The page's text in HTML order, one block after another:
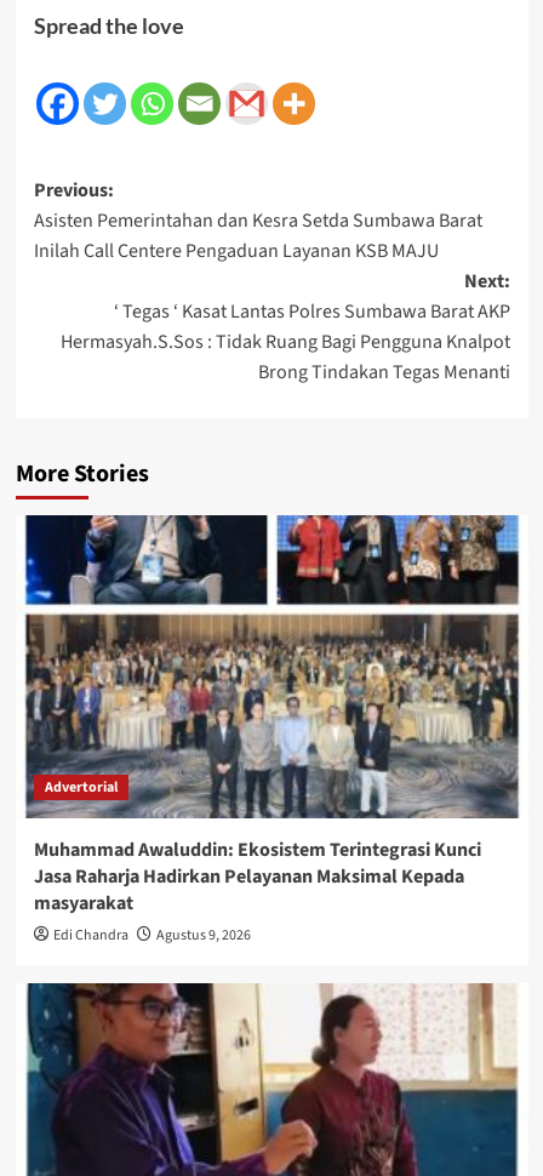
Spread the love
Post
navigation
Previous:
Asisten Pemerintahan dan Kesra Setda Sumbawa Barat
Inilah Call Centere Pengaduan Layanan KSB MAJU
Next:
‘ Tegas ‘ Kasat Lantas Polres Sumbawa Barat AKP
Hermasyah.S.Sos : Tidak Ruang Bagi Pengguna Knalpot
Brong Tindakan Tegas Menanti
More Stories
Advertorial
Muhammad Awaluddin: Ekosistem Terintegrasi Kunci
Jasa Raharja Hadirkan Pelayanan Maksimal Kepada
masyarakat
Edi Chandra Agustus 9, 2026